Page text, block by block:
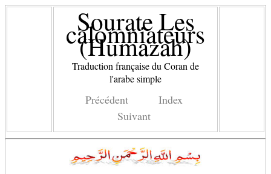
Sourate Les
calomniateurs
(Humazah)
Traduction française du Coran de
l'arabe simple
Précédent
Index
Suivant